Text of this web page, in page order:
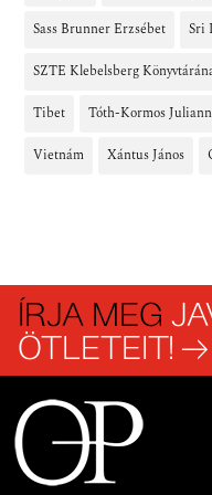
Sass Brunner Erzsébet
Sri
SZTE Klebelsberg
Tibet
Tóth-Kormos
Vietnám
Xántus János
ÍRJA MEG
ÖTLETEIT! →